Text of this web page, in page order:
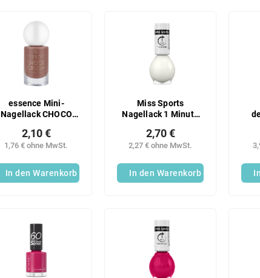
essence Mini-
Nagellack CHOCO
1,76 € ohne MwSt.
2,10 €
In den Warenkorb
Miss Sports
Nagellack 1 Minute
2,27 € ohne MwSt.
2,70 €
In den Warenkorb